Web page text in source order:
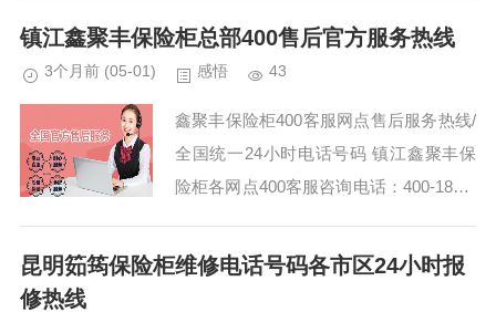
高指纹锁全国售后服务热线查...
镇江鑫聚丰保险柜总部400售后官方服务热线
3个月前 (05-01) 感悟 43
鑫聚丰保险柜400客服网点售后服务热线/
全国统一24小时电话号码 镇江鑫聚丰保
险柜各网点400客服咨询电话：400-1865-
柜全国区...
昆明筎筠保险柜维修电话号码各市区24小时报
修热线